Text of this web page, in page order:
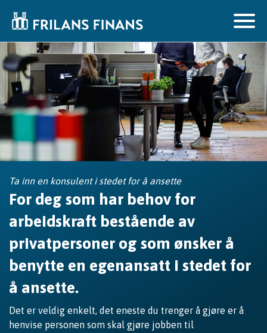
Ta inn en konsulent i stedet for å ansette
For deg som har behov for
arbeidskraft bestående av
privatpersoner og som ønsker å
benytte en egenansatt i stedet for
å ansette.
Det er veldig enkelt, det eneste du trenger å gjøre er å
henvise personen som skal gjøre jobben til